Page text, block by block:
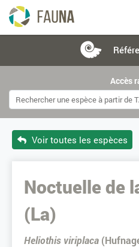
Accès
Voir toutes les espèces
Noctuelle de
(La)
Heliothis viriplaca